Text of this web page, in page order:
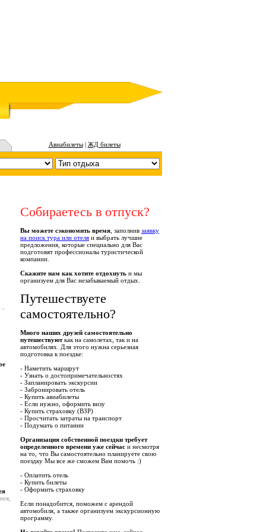
Авиабилеты| ЖД билеты
-
Собираетесь в отпуск?
Вы можете сэкономить время , заполнив заявку
на поиск тура или отеля и выбрать лучшие
предложения, которые специально для Вас
подготовят профессионалы туристической
компании.
Скажите нам как хотите отдохнуть и мы
организуем для Вас незабываемый отдых.
Путешествуете
самостоятельно?
Много наших друзей самостоятельно
путешествуюткак на самолетах, так и на
автомобилях. Для этого нужна серьезная
подготовка к поездке:
- Наметить маршрут
- Узнать о достопримечательностях
- Запланировать экскурсии
- Забронировать отель
- Купить авиабилеты
- Если нужно, оформить визу
- Купить страховку (ВЗР)
- Просчитать затраты на транспорт
- Подумать о питании
Организация собственной поездки требует
определенного времени уже сейчас и несмотря
на то, что Вы самостоятельно планируете свою
поездку Мы все же сможем Вам помочь :)
- Оплатить отель
- Купить билеты
- Оформить страховку
Если понадобится, поможем с арендой
автомобиля, а также организуем экскурсионную
программу.